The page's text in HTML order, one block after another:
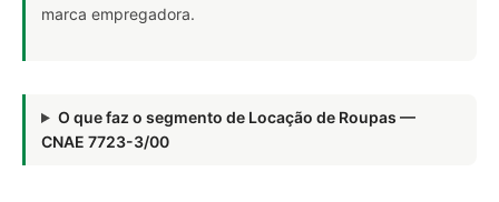
marca empregadora.
O que faz o segmento de Locação de Roupas —
CNAE 7723-3/00